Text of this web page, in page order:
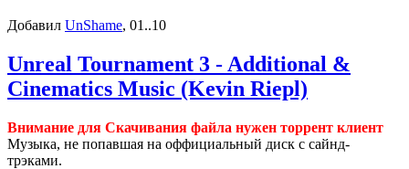
Добавил UnShame, 01..10
Unreal Tournament 3 - Additional &
Cinematics Music (Kevin Riepl)
Внимание для Скачивания файла нужен торрент клиент
Музыка, не попавшая на оффициальный диск с сайнд-
трэками.